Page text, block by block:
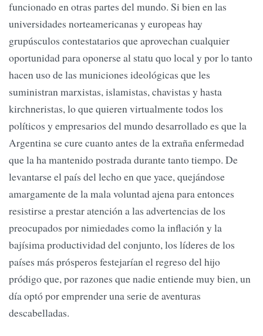
funcionado en otras partes del mundo. Si bien en las
universidades norteamericanas y europeas hay
grupúsculos contestatarios que aprovechan cualquier
oportunidad para oponerse al statu quo local y por lo tanto
hacen uso de las municiones ideológicas que les
suministran marxistas, islamistas, chavistas y hasta
kirchneristas, lo que quieren virtualmente todos los
políticos y empresarios del mundo desarrollado es que la
Argentina se cure cuanto antes de la extraña enfermedad
que la ha mantenido postrada durante tanto tiempo. De
levantarse el país del lecho en que yace, quejándose
amargamente de la mala voluntad ajena para entonces
resistirse a prestar atención a las advertencias de los
preocupados por nimiedades como la inflación y la
bajísima productividad del conjunto, los líderes de los
países más prósperos festejarían el regreso del hijo
pródigo que, por razones que nadie entiende muy bien, un
día optó por emprender una serie de aventuras
descabelladas.